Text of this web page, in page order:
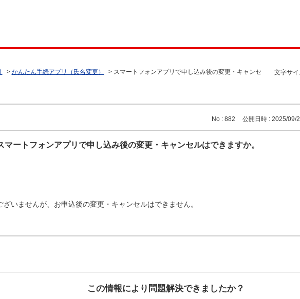
文字サ
> かんたん手続アプリ（氏名変更） > スマートフォンアプリで申し込み後の変更・キャンセ
No : 882 公開日時 : 2025/09/
マートフォンアプリで申し込み後の変更・キャンセルはできますか。
ざいませんが、お申込後の変更・キャンセルはできません。
この情報により問題解決できましたか？